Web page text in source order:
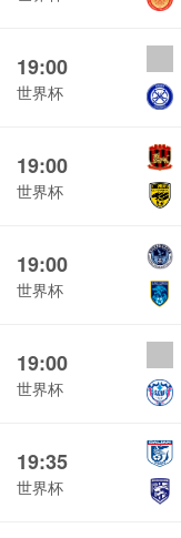
19:00
世界杯
19:00
世界杯
19:00
世界杯
19:00
世界杯
19:35
世界杯